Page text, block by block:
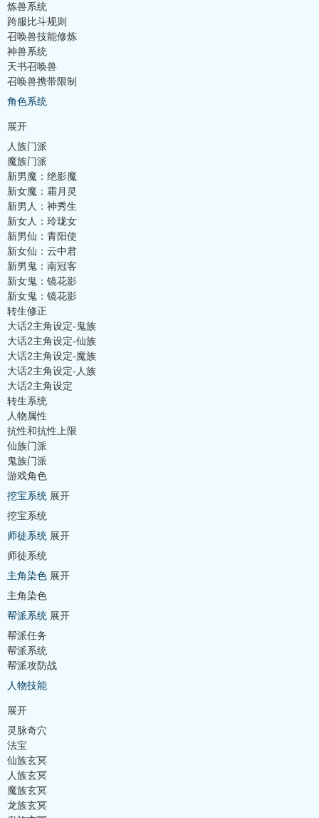
炼兽系统
跨服比斗规则
召唤兽技能修炼
神兽系统
天书召唤兽
召唤兽携带限制
角色系统
展开
人族门派
魔族门派
新男魔：绝影魔
新女魔：霜月灵
新男人：神秀生
新女人：玲珑女
新男仙：青阳使
新女仙：云中君
新男鬼：南冠客
新女鬼：镜花影
新女鬼：镜花影
转生修正
大话2主角设定-鬼族
大话2主角设定-仙族
大话2主角设定-魔族
大话2主角设定-人族
大话2主角设定
转生系统
人物属性
抗性和抗性上限
仙族门派
鬼族门派
游戏角色
挖宝系统 展开
挖宝系统
师徒系统 展开
师徒系统
主角染色 展开
主角染色
帮派系统 展开
帮派任务
帮派系统
帮派攻防战
人物技能
展开
灵脉奇穴
法宝
仙族玄冥
人族玄冥
魔族玄冥
龙族玄冥